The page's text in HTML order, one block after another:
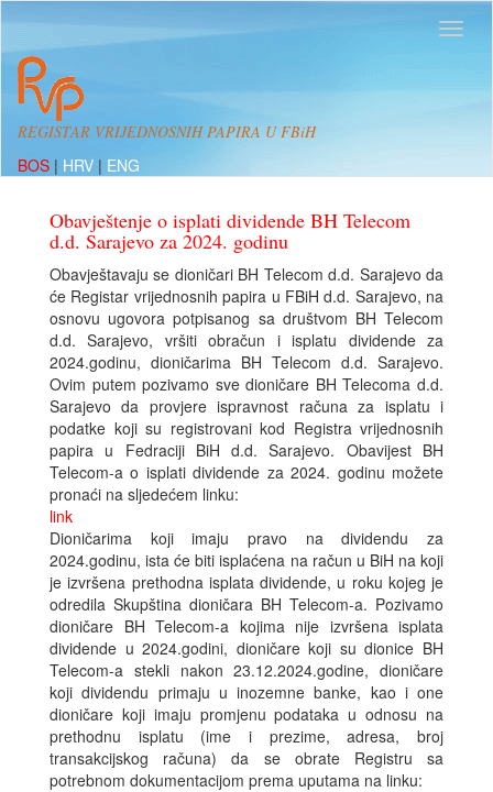
REGISTAR VRIJEDNOSNIH PAPIRA U FBiH
BOS | HRV | ENG
Obavještenje o isplati dividende BH Telecom
d.d. Sarajevo za 2024. godinu
Obavještavaju se dioničari BH Telecom d.d. Sarajevo da
će Registar vrijednosnih papira u FBiH d.d. Sarajevo, na
osnovu ugovora potpisanog sa društvom BH Telecom
d.d. Sarajevo, vršiti obračun i isplatu dividende za
2024.godinu, dioničarima BH Telecom d.d. Sarajevo.
Ovim putem pozivamo sve dioničare BH Telecoma d.d.
Sarajevo da provjere ispravnost računa za isplatu i
podatke koji su registrovani kod Registra vrijednosnih
papira u Fedraciji BiH d.d. Sarajevo. Obavijest BH
Telecom-a o isplati dividende za 2024. godinu možete
pronaći na sljedećem linku:
link
Dioničarima koji imaju pravo na dividendu za
2024.godinu, ista će biti isplaćena na račun u BiH na koji
je izvršena prethodna isplata dividende, u roku kojeg je
odredila Skupština dioničara BH Telecom-a. Pozivamo
dioničare BH Telecom-a kojima nije izvršena isplata
dividende u 2024.godini, dioničare koji su dionice BH
Telecom-a stekli nakon 23.12.2024.godine, dioničare
koji dividendu primaju u inozemne banke, kao i one
dioničare koji imaju promjenu podataka u odnosu na
prethodnu isplatu (ime i prezime, adresa, broj
transakcijskog računa) da se obrate Registru sa
potrebnom dokumentacijom prema uputama na linku: